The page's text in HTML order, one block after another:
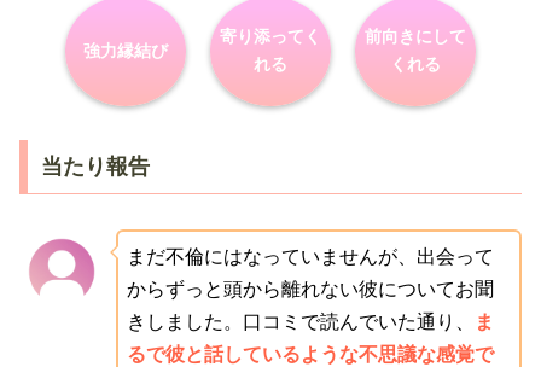
強力縁結び
寄り添ってく
れる
前向きにして
くれる
当たり報告
まだ不倫にはなっていませんが、出会って
からずっと頭から離れない彼についてお聞
きしました。口コミで読んでいた通り、
ま
るで彼と話しているような不思議な感覚で